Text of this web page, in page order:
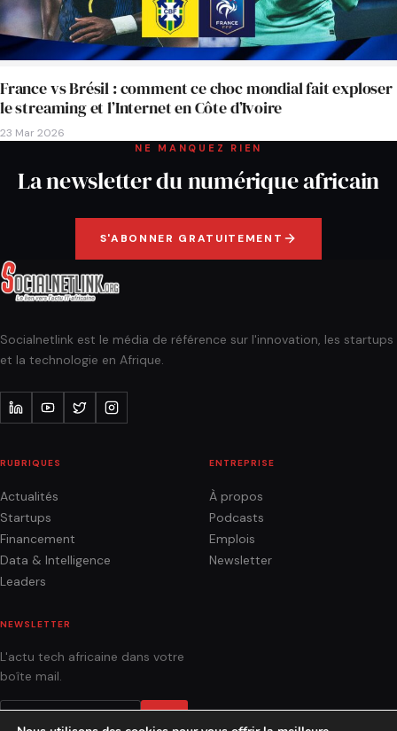
France vs Brésil : comment ce choc mondial fait exploser
le streaming et l’Internet en Côte d’Ivoire
23 Mar 2026
NE MANQUEZ RIEN
La newsletter du numérique africain
S'ABONNER GRATUITEMENT
Socialnetlink est le média de référence sur l'innovation, les startups
et la technologie en Afrique.
RUBRIQUES
Actualités
Startups
Financement
Data & Intelligence
Leaders
ENTREPRISE
À propos
Podcasts
Emplois
Newsletter
NEWSLETTER
L'actu tech africaine dans votre
boîte mail.